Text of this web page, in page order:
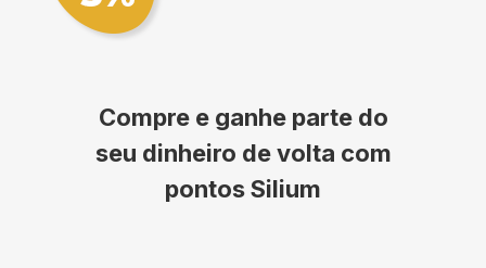
Compre e ganhe parte do
seu dinheiro de volta com
pontos Silium